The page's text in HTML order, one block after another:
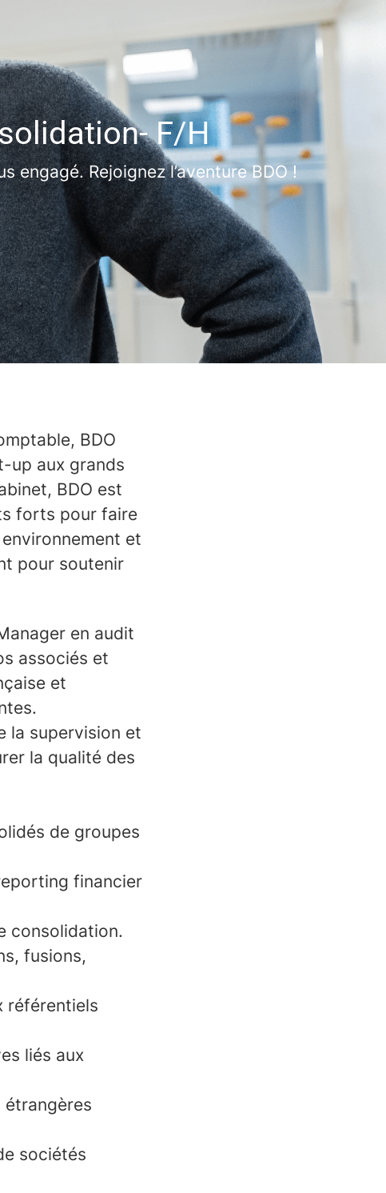
F/H
engagé. Rejoignez l’aventure BDO !
BDO
up aux grands
BDO est
forts pour faire
et
pour soutenir
en audit
associés et
et
la supervision et
la qualité des
de groupes
financier
consolidation.
fusions,
référentiels
liés aux
sociétés